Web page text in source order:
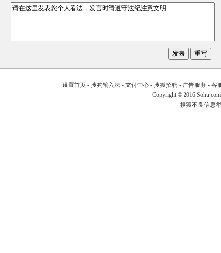
设置首页- 搜狗输入法- 支付中心- 搜狐招聘- 广告服务 - 客
Copyright © 2016
搜狐不良信息